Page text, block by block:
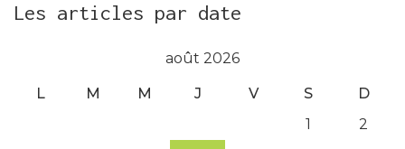
Les articles par date
août 2026
L M M J V S
D
1
2